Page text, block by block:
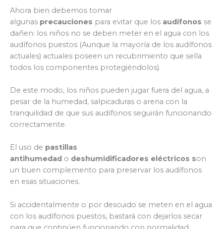
Ahora bien debemos tomar
algunas precauciones para evitar que los audífonos se
dañen: los niños no se deben meter en el agua con los
audífonos puestos (Aunque la mayoría de los audífonos
actuales) actuales poseen un recubrimiento que sella
todos los componentes protegiéndolos).
De este modo, los niños pueden jugar fuera del agua, a
pesar de la humedad, salpicaduras o arena con la
tranquilidad de que sus audífonos seguirán funcionando
correctamente.
El uso de pastillas
antihumedad o deshumidificadores eléctricos son
un buen complemento para preservar los audífonos
en esas situaciones.
Si accidentalmente o por descuido se meten en el agua
con los audífonos puestos, bastará con dejarlos secar